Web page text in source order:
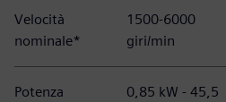
Velocità
nominale*
1500-6000
giri/min
Potenza
0,85 kW - 45,5